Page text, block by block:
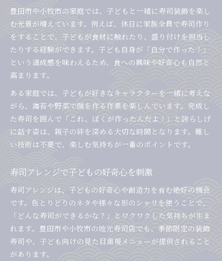
豊田市や小牧市の家庭では、子どもと一緒に寿司装飾を楽し
む光景が増えています。例えば、休日に家族全員で寿司作り
をすることで、子どもが食材に触れたり、盛り付けを担当し
たりする経験ができます。子ども自身が「自分で作った！」
という達成感を味わえるため、食への興味や好奇心も自然と
高まります。
ある家庭では、子どもが好きなキャラクターを一緒に考えな
がら、海苔や野菜で顔を作る作業を楽しんでいます。完成し
た寿司を囲んで「これ、ぼくが作ったんだよ！」と誇らしげ
に話す姿は、親子の絆を深める大切な時間となります。難し
い技術は不要で、楽しむ気持ちが一番のポイントです。
寿司アレンジで子どもの好奇心を刺激
寿司アレンジは、子どもの好奇心や創造力を育む絶好の機会
です。色とりどりのネタや様々な形のシャリを使うことで、
「どんな寿司ができるかな？」とワクワクした気持ちが生ま
れます。豊田市や小牧市の地元寿司店でも、季節限定の装飾
寿司や、子ども向けの見た目重視メニューが提供されること
があります。